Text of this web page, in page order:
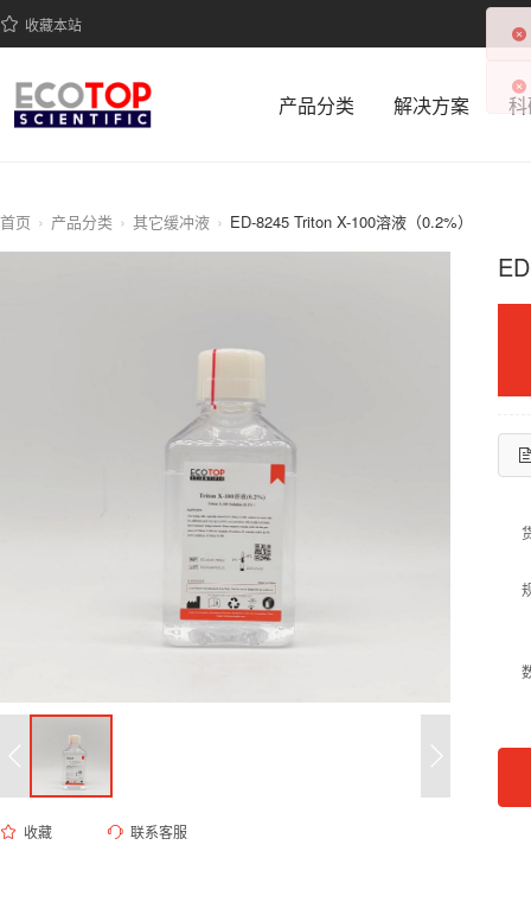
收藏本站
产品分类 解决方案
首页 产品分类 其它缓冲液 ED-8245 Triton X-100溶液（0.2%）
收藏 联系客服